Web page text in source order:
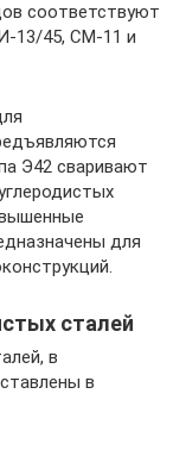
соответствуют
13/45, СМ-11 и
Э42 сваривают
для
сталей
в
в